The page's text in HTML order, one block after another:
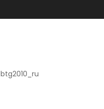
btg2010_ru